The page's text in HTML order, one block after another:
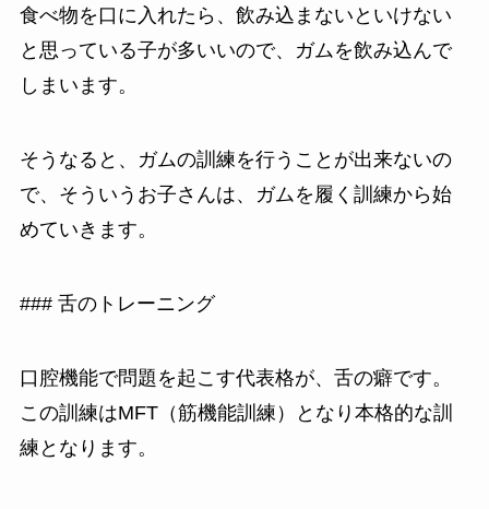
食べ物を口に入れたら、飲み込まないといけない
と思っている子が多いいので、ガムを飲み込んで
しまいます。
そうなると、ガムの訓練を行うことが出来ないの
で、そういうお子さんは、ガムを履く訓練から始
めていきます。
### 舌のトレーニング
口腔機能で問題を起こす代表格が、舌の癖です。
この訓練はMFT（筋機能訓練）となり本格的な訓
練となります。